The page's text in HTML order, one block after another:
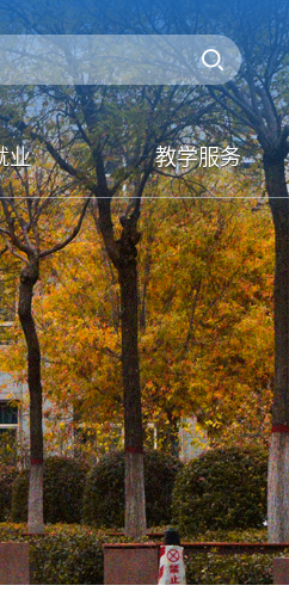
业 教学服务